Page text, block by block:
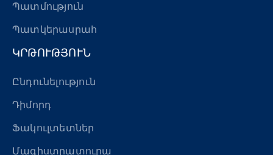
Պատմություն
Պատկերասրահ
ԿՐԹՈՒԹՅՈՒՆ
Ընդունելություն
Դիմորդ
Ֆակուլտետներ
Մագիստրատուրա